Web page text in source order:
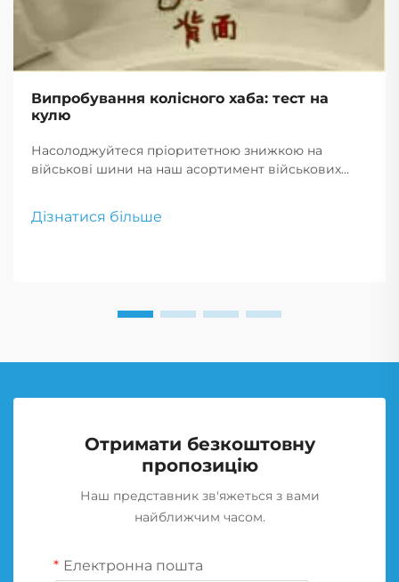
Випробування колісного хаба: тест на
кулю
Насолоджуйтеся пріоритетною знижкою на
військові шини на наш асортимент військових
неперевершену довговічність і надійність.
Дізнатися більше
Отримати безкоштовну
пропозицію
Наш представник зв'яжеться з вами
найближчим часом.
Електронна пошта